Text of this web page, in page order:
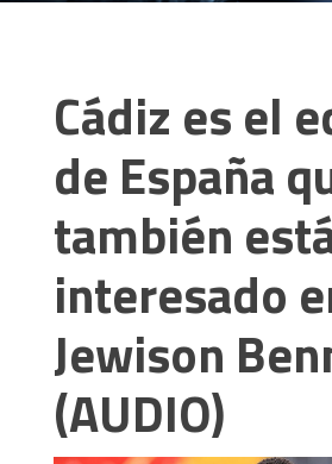
Cádiz es el
de España
también
interesado
Jewison
(AUDIO)